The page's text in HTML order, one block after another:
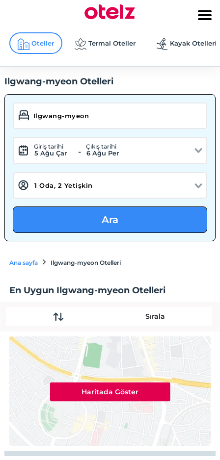
Oteller Termal Oteller Kayak Otelleri
Ilgwang-myeon Otelleri
Giriş tarihi
5 Ağu Çar -
Çıkış tarihi
6 Ağu Per
Ara
Ana sayfa Ilgwang-myeon Otelleri
En Uygun Ilgwang-myeon Otelleri
Sırala
Haritada Göster